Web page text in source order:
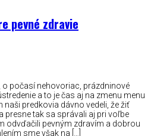
pevné zdravie
počasí nehovoriac, prázdninové
a to je čas aj na zmenu menu
naši predkovia dávno vedeli, že žiť
presne tak sa správali aj pri voľbe
odvďačili pevným zdravím a dobrou
sme však na […]